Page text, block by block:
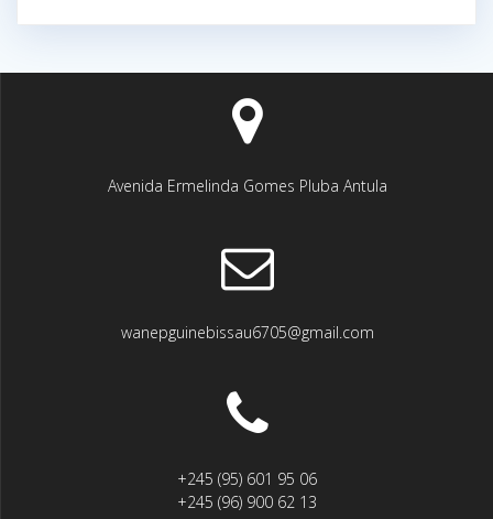
Avenida Ermelinda Gomes Pluba Antula
wanepguinebissau6705@gmail.com
+245 (95) 601 95 06
+245 (96) 900 62 13